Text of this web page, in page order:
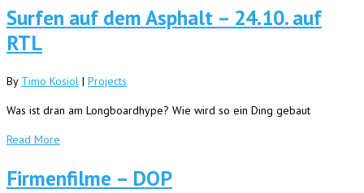
Surfen auf dem Asphalt – 24.10. auf
RTL
By Timo Kosiol | Projects
Was ist dran am Longboardhype? Wie wird so ein Ding gebaut
Read More
Firmenfilme – DOP